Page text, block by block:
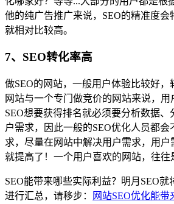
他的纯广告推广来说，SEO的精准度
就相对比较高。
7、SEO转化率高
做SEO的网站，一般用户体验比较好，
网站与一个专门做竞价的网站来说，用
SEO想要获得排名就必须要分析数据、
户需求，因此一般的SEO优化人员都会
求，尽量在网站中解决用户需求，用
就提高了！一个用户喜欢的网站，往往
SEO能带来哪些实际利益？明月SEO就
进行汇总，请移步：
网站SEO优化能带